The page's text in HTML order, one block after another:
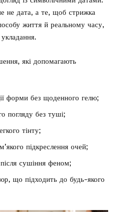
не дата, а те, щоб стрижка
життя й реальному часу,
які допомагають
форми без щоденного гелю;
погляду без туші;
тінту;
підкреслення очей;
сушіння феном;
що підходить до будь-якого